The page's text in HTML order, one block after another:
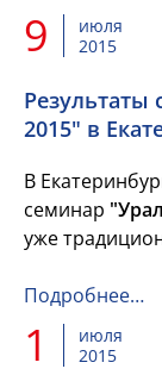
9
июля
2015
Результаты
2015" в
В
семинар
уже
семинара...
Подробнее…
1
июля
2015